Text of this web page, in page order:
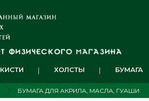
КИСТИ ХОЛСТЫ БУМАГА
БУМАГА ДЛЯ АКРИЛА, МАСЛА, ГУАШИ